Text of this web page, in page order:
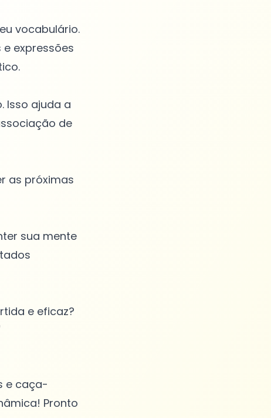
vocabulário.
expressões
Isso ajuda a
de
as próximas
sua mente
e eficaz?
e caça-
Pronto